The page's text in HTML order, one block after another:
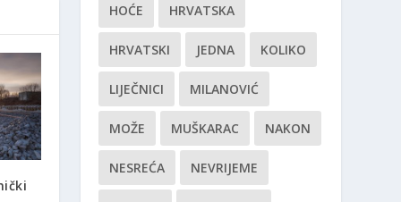
HOĆE HRVATSKA
HRVATSKI JEDNA KOLIKO
LIJEČNICI MILANOVIĆ
MOŽE MUŠKARAC NAKON
NESREĆA NEVRIJEME